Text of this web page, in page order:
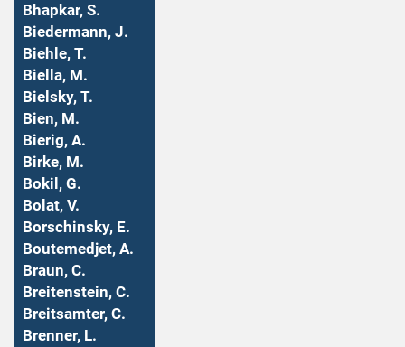
Bhapkar, S.
Biedermann, J.
Biehle, T.
Biella, M.
Bielsky, T.
Bien, M.
Bierig, A.
Birke, M.
Bokil, G.
Bolat, V.
Borschinsky, E.
Boutemedjet, A.
Braun, C.
Breitenstein, C.
Breitsamter, C.
Brenner, L.